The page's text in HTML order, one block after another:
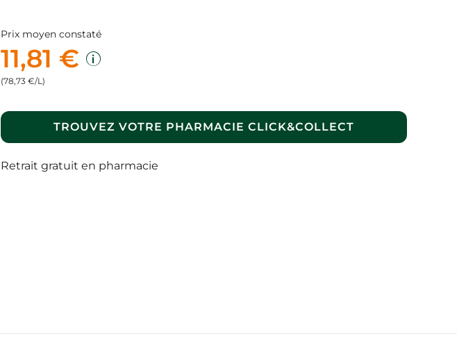
Prix moyen constaté
11,81 €
(78,73 €/L)
TROUVEZ VOTRE PHARMACIE CLICK&COLLECT
Retrait gratuit en pharmacie